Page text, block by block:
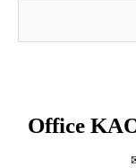
Office